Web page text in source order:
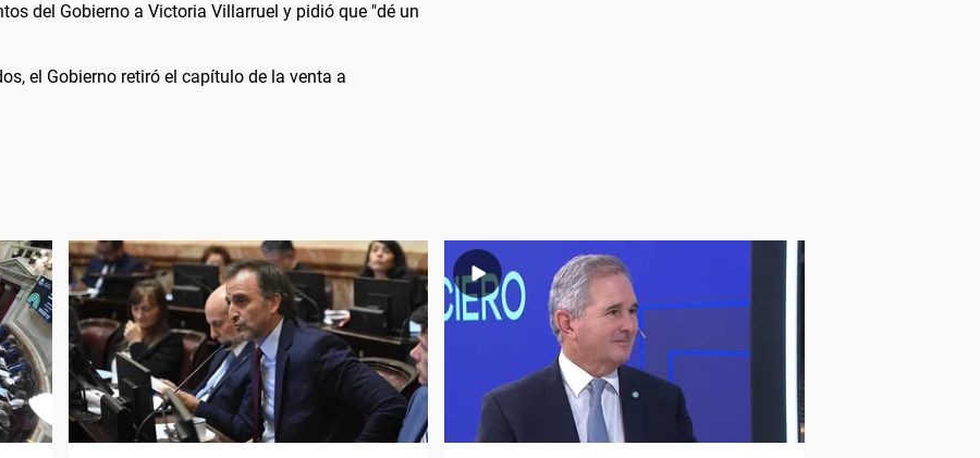
del Gobierno a Victoria Villarruel y pidió que "dé un
el Gobierno retiró el capítulo de la venta a